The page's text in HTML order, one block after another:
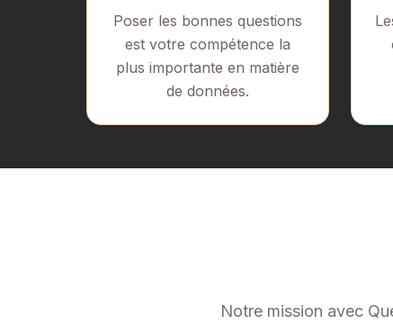
Poser les bonnes questions
est votre compétence la
plus importante en matière
de données.
Notre mission avec